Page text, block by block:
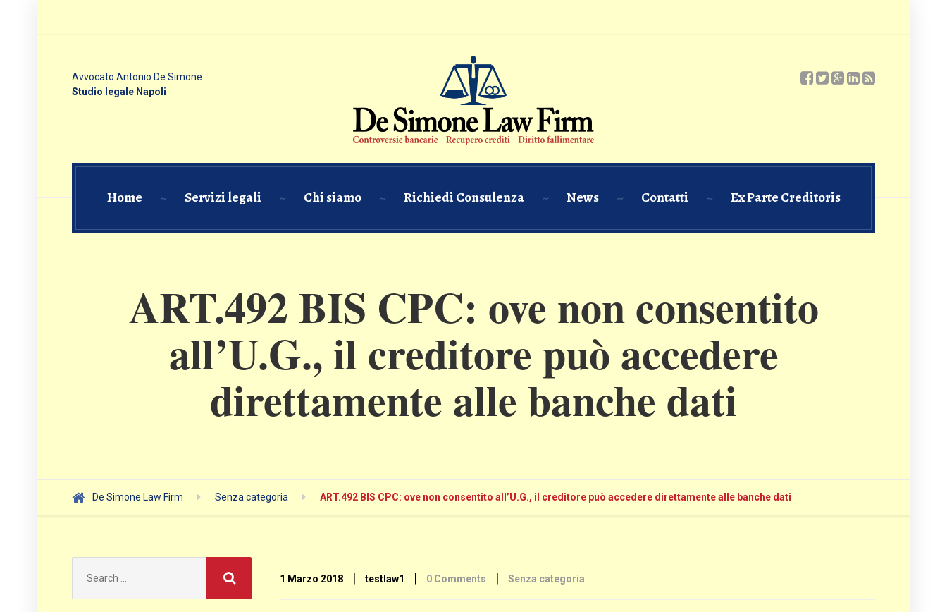
Avvocato Antonio De Simone
Studio legale Napoli
Home Servizi legali Chi siamo Richiedi Consulenza News Contatti Ex Parte Creditoris
ART.492 BIS CPC: ove non consentito
all’U.G., il creditore può accedere
direttamente alle banche dati
De Simone Law Firm Senza categoria ART.492 BIS CPC: ove non consentito all’U.G., il creditore può accedere direttamente alle banche dati
1 Marzo 2018 | testlaw1 | 0 Comments | Senza categoria
for: